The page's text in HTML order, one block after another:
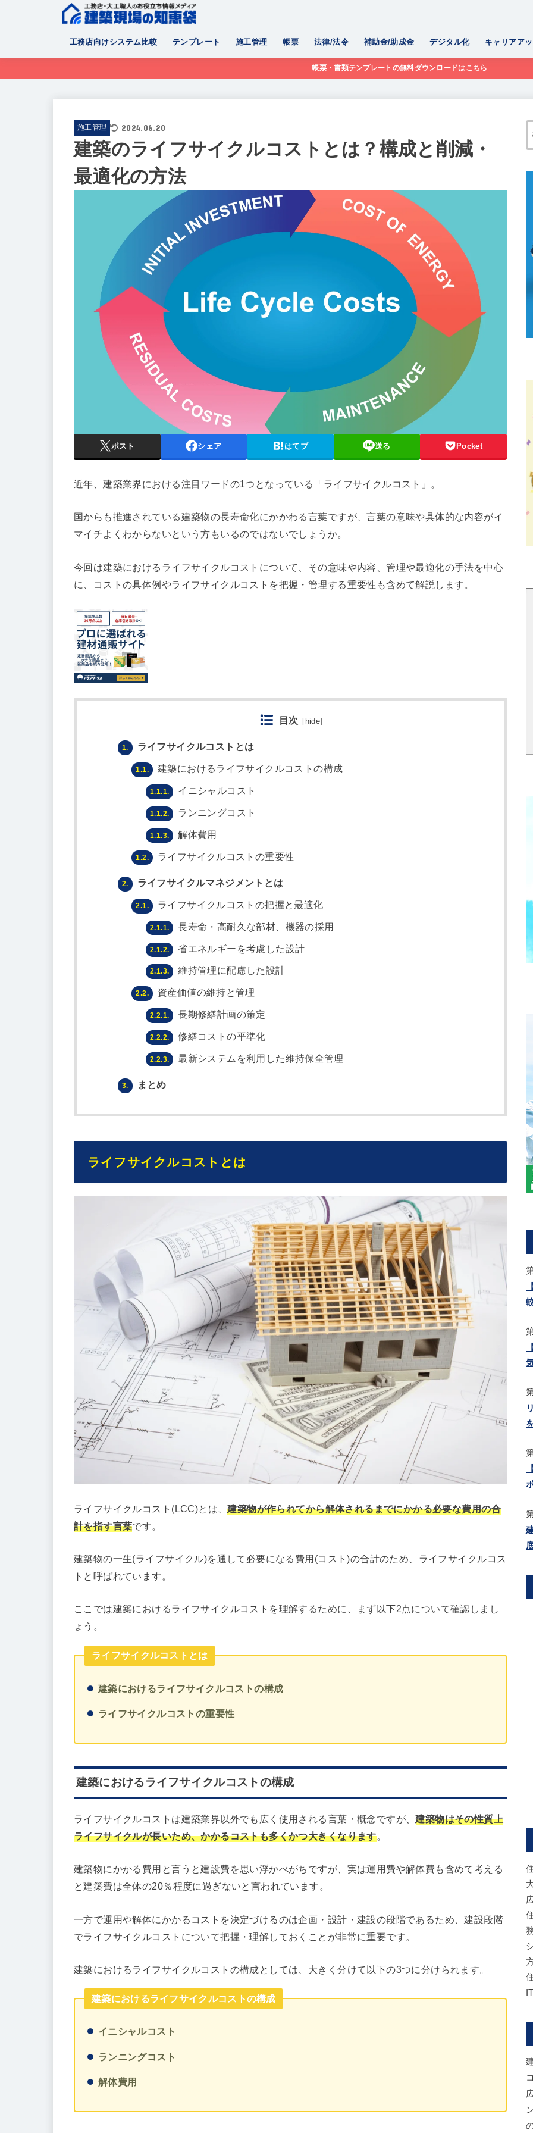
工務店向けシステム比較 テンプレート 施工管理 帳票 法律/法令 補助金/助成金 デジタル化 キャリアア
帳票・書類テンプレートの無料ダウンロードはこちら
施工管理 2024.06.20
建築のライフサイクルコストとは？構成と削減・
最適化の方法
ポスト シェア はてブ 送る Pocket
近年、建築業界における注目ワードの1つとなっている「ライフサイクルコスト」。
国からも推進されている建築物の長寿命化にかかわる言葉ですが、言葉の意味や具体的な内容がイ
マイチよくわからないという方もいるのではないでしょうか。
今回は建築におけるライフサイクルコストについて、その意味や内容、管理や最適化の手法を中心
に、コストの具体例やライフサイクルコストを把握・管理する重要性も含めて解説します。
目次 [ hide]
1. ライフサイクルコストとは
1.1. 建築におけるライフサイクルコストの構成
1.1.1. イニシャルコスト
1.1.2. ランニングコスト
1.1.3. 解体費用
1.2. ライフサイクルコストの重要性
2. ライフサイクルマネジメントとは
2.1. ライフサイクルコストの把握と最適化
2.1.1. 長寿命・高耐久な部材、機器の採用
2.1.2. 省エネルギーを考慮した設計
2.1.3. 維持管理に配慮した設計
2.2. 資産価値の維持と管理
2.2.1. 長期修繕計画の策定
2.2.2. 修繕コストの平準化
2.2.3. 最新システムを利用した維持保全管理
3. まとめ
ライフサイクルコストとは
ライフサイクルコスト(LCC)とは、建築物が作られてから解体されるまでにかかる必要な費用の合
計を指す言葉です。
建築物の一生(ライフサイクル)を通して必要になる費用(コスト)の合計のため、ライフサイクルコス
トと呼ばれています。
ここでは建築におけるライフサイクルコストを理解するために、まず以下2点について確認しまし
ょう。
ライフサイクルコストとは
建築におけるライフサイクルコストの構成
ライフサイクルコストの重要性
建築におけるライフサイクルコストの構成
ライフサイクルコストは建築業界以外でも広く使用される言葉・概念ですが、建築物はその性質上
ライフサイクルが長いため、かかるコストも多くかつ大きくなります。
建築物にかかる費用と言うと建設費を思い浮かべがちですが、実は運用費や解体費も含めて考える
と建築費は全体の20％程度に過ぎないと言われています。
一方で運用や解体にかかるコストを決定づけるのは企画・設計・建設の段階であるため、建設段階
でライフサイクルコストについて把握・理解しておくことが非常に重要です。
建築におけるライフサイクルコストの構成としては、大きく分けて以下の3つに分けられます。
建築におけるライフサイクルコストの構成
イニシャルコスト
ランニングコスト
解体費用